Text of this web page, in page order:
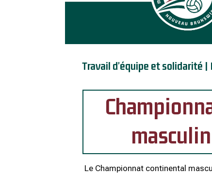
Travail d'équipe et solidarité
Le Championnat continental